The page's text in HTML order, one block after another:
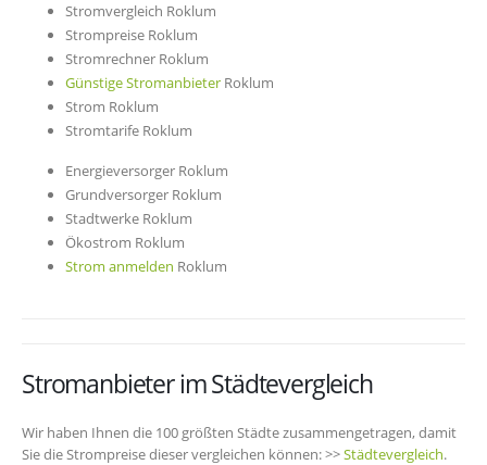
Stromvergleich Roklum
Strompreise Roklum
Stromrechner Roklum
Günstige Stromanbieter Roklum
Strom Roklum
Stromtarife Roklum
Energieversorger Roklum
Grundversorger Roklum
Stadtwerke Roklum
Ökostrom Roklum
Strom anmelden Roklum
Stromanbieter im Städtevergleich
Wir haben Ihnen die 100 größten Städte zusammengetragen, damit
Sie die Strompreise dieser vergleichen können: >>Städtevergleich.